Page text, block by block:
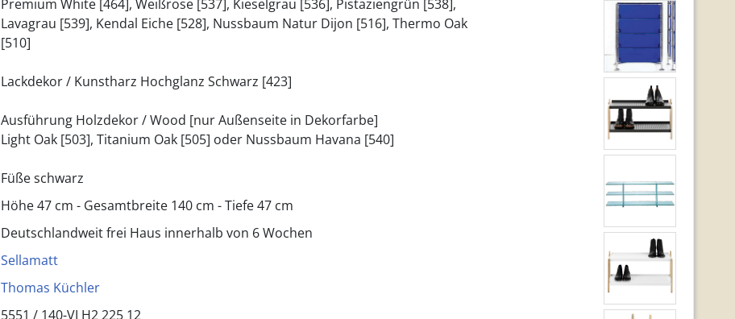
Premium White [464], Weißrose [537], Kieselgrau [536], Pistaziengrün [538],
Lavagrau [539], Kendal Eiche [528], Nussbaum Natur Dijon [516], Thermo Oak
[510]
Lackdekor / Kunstharz Hochglanz Schwarz [423]
Ausführung Holzdekor / Wood [nur Außenseite in Dekorfarbe]
Light Oak [503], Titanium Oak [505] oder Nussbaum Havana [540]
Füße schwarz
Höhe 47 cm - Gesamtbreite 140 cm - Tiefe 47 cm
Deutschlandweit frei Haus innerhalb von 6 Wochen
Sellamatt
Thomas Küchler
5551 / 140-VI H2 225 12